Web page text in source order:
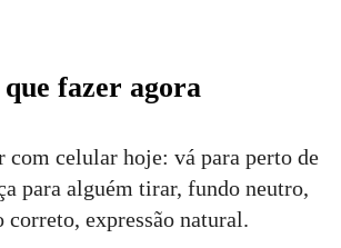
fazer agora
com celular hoje: vá para perto de
para alguém tirar, fundo neutro,
correto, expressão natural.